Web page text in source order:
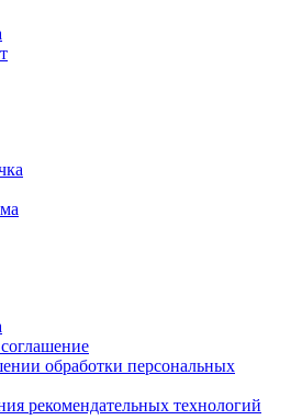
обработки персональных
рекомендательных технологий